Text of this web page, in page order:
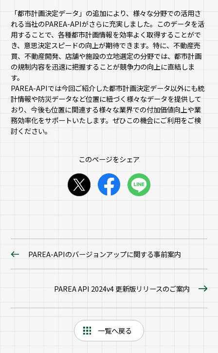
「都市計画決定データ」の追加により、様々な分野での活用さ
れる当社のPAREA-APIがさらに充実しました。このデータを活
用することで、各種都市計画情報を効率よく取得することがで
き、意思決定スピードの向上が期待できます。特に、不動産売
買、不動産開発、店舗や施設の立地選定の分野では、都市計画
の規制内容を迅速に把握することが競争力の向上に直結しま
す。
PAREA-APIでは今回ご紹介した都市計画決定データ以外にも統
計情報や防災データなど位置に紐づく様々なデータを提供して
おり、今後も位置に関連する様々な業界での付加価値向上や業
務効率化をサポートいたします。ぜひこの機会にご利用をご検
討ください。
このページをシェア
PAREA-APIのバージョンアップに関する事前案内
PAREA API 2024v4 更新版リリースのご案内
一覧へ戻る